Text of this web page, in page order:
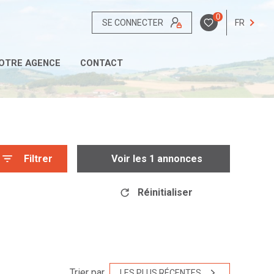
SE CONNECTER
0
FR
AGENCE CONTACT
Filtrer Voir les 1 annonces
Réinitialiser